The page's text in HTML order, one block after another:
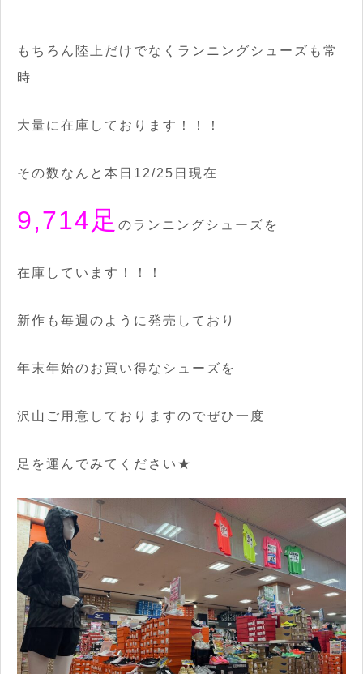
もちろん陸上だけでなくランニングシューズも常
時
大量に在庫しております！！！
その数なんと本日12/25日現在
9,714足 のランニングシューズを
在庫しています！！！
新作も毎週のように発売しており
年末年始のお買い得なシューズを
沢山ご用意しておりますのでぜひ一度
足を運んでみてください★